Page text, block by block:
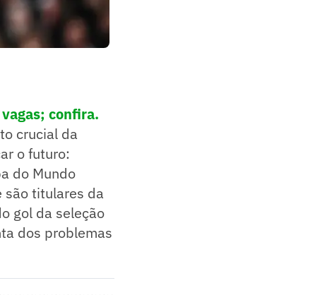
confira.
crucial da
o futuro:
do Mundo
são titulares da
gol da seleção
dos problemas